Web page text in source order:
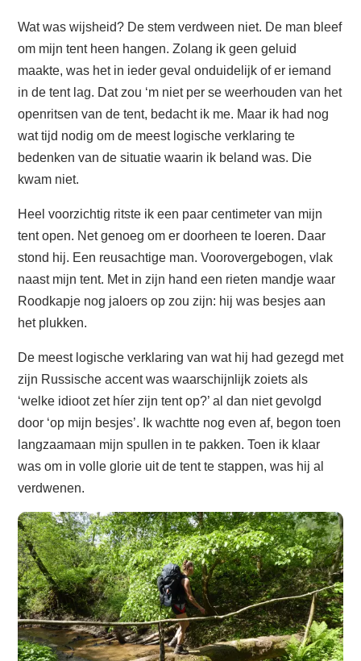
Wat was wijsheid? De stem verdween niet. De man bleef
om mijn tent heen hangen. Zolang ik geen geluid
maakte, was het in ieder geval onduidelijk of er iemand
in de tent lag. Dat zou ‘m niet per se weerhouden van het
openritsen van de tent, bedacht ik me. Maar ik had nog
wat tijd nodig om de meest logische verklaring te
bedenken van de situatie waarin ik beland was. Die
kwam niet.
Heel voorzichtig ritste ik een paar centimeter van mijn
tent open. Net genoeg om er doorheen te loeren. Daar
stond hij. Een reusachtige man. Voorovergebogen, vlak
naast mijn tent. Met in zijn hand een rieten mandje waar
Roodkapje nog jaloers op zou zijn: hij was besjes aan
het plukken.
De meest logische verklaring van wat hij had gezegd met
zijn Russische accent was waarschijnlijk zoiets als
‘welke idioot zet híer zijn tent op?’ al dan niet gevolgd
door ‘op mijn besjes’. Ik wachtte nog even af, begon toen
langzaamaan mijn spullen in te pakken. Toen ik klaar
was om in volle glorie uit de tent te stappen, was hij al
verdwenen.